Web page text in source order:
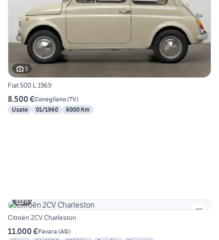
5
Fiat 500 L 1969
8.500 €Conegliano(TV)
Usato
01/1960 6000 Km
5
Citroën 2CV Charleston
11.000 €Favara (AG)